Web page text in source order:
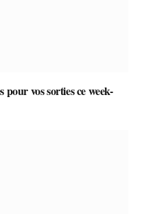
vos sorties ce week-